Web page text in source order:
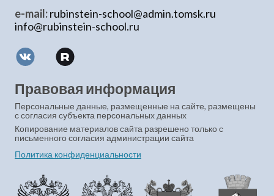
e-mail:rubinstein-school@admin.tomsk.ru
info@rubinstein-school.ru
Правовая информация
Персональные данные, размещенные на сайте, размещены
с согласия субъекта персональных данных
Копирование материалов сайта разрешено только с
письменного согласия администрации сайта
Политика конфиденциальности